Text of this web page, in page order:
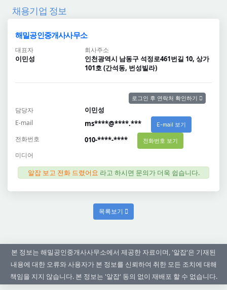
채용기업 정보
해밀공인중개사사무소
대표자
이민성
회사주소
인천광역시 남동구 석정로461번길 10, 상가
101호 (간석동, 번성빌라)
로그인 후 연락처 확인하기
담당자 이민성
E-mail ms****@****.*** E-mail 보기
전화번호 010-****-**** 전화번호 보기
미디어
알잡 보고 전화 드렸어요 라고 하시면 문의가 더욱 쉽습니다.
목록보기
본 정보는 해밀공인중개사사무소에서 제공한 자료이며, '알잡'은 기재된
내용에 대한 오류와 사용자가 본 정보를 신뢰하여 취한 모든 조치에 대해
책임을 지지 않습니다. 본 정보는 '알잡' 동의 없이 재배포 할 수 없습니다.